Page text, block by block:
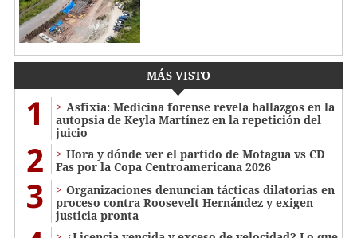
MÁS VISTO
1
Asfixia: Medicina forense revela hallazgos en la
autopsia de Keyla Martínez en la repetición del
juicio
2
Hora y dónde ver el partido de Motagua vs CD
Fas por la Copa Centroamericana 2026
3
Organizaciones denuncian tácticas dilatorias en
proceso contra Roosevelt Hernández y exigen
justicia pronta